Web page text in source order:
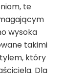
te
wysoka
takimi
który
Dla